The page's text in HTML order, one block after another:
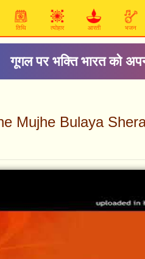
तिथि त्योहार आरती भजन
गूगल पर भक्ति भारत को
Mujhe Bulaya